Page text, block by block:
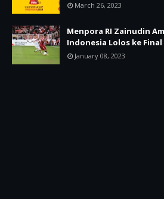
March 26, 2023
Menpora RI Zainudin
Indonesia Lolos ke Final
January 08, 2023